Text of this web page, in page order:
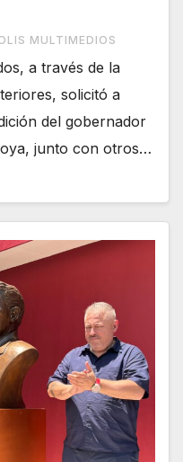
MULTIMEDIOS
a través de la
solicitó a
del gobernador
junto con otros…